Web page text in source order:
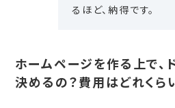
るほど、納得です。
ホームページを作る上で、
決めるの？費用はどれくら